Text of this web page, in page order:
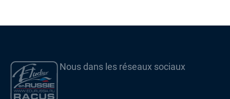
Nous dans les réseaux sociaux